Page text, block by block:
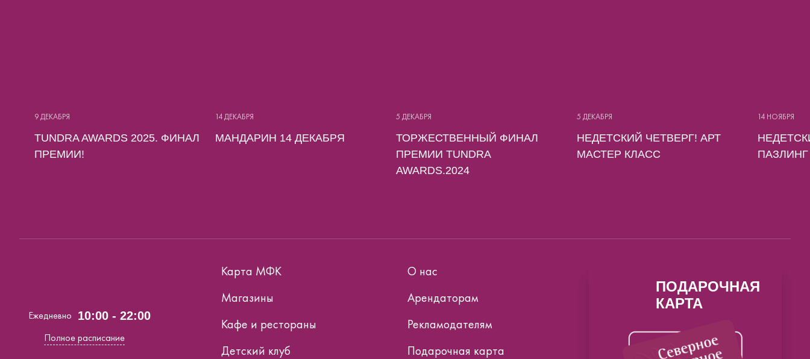
9 ДЕКАБРЯ
TUNDRA AWARDS 2025. ФИНАЛ
ПРЕМИИ!
14 ДЕКАБРЯ
МАНДАРИН 14 ДЕКАБРЯ
5 ДЕКАБРЯ
ТОРЖЕСТВЕННЫЙ ФИНАЛ
ПРЕМИИ TUNDRA
AWARDS.2024
5 ДЕКАБРЯ
НЕДЕТСКИЙ ЧЕТВЕРГ! АРТ
МАСТЕР КЛАСС
14 НОЯБРЯ
ПАЗЛИНГ
Ежедневно 10:00 - 22:00
Полное расписание
Карта МФК
Магазины
Кафе и рестораны
Детский клуб
О нас
Арендаторам
Рекламодателям
Подарочная карта
ПОДАРОЧНАЯ
КАРТА